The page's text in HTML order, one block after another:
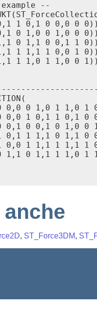
example --
1 0,1 0 0,0 0
0 1,0 0 1,0 0
0 1,1 0 0,1 1
1 1,1 1 0,0 1
1 1,0 1 1,0 0
0,0 0 1,0 1 1,0 1
0,0 1 0,1 1 0,1 0
0,1 0 0,1 0 1,0 0
0,1 1 1,1 0 1,1 0
0,0 1 1,1 1 1,1 1
1,1 0 1,1 1 1,0 1
, ST_Force3DM,